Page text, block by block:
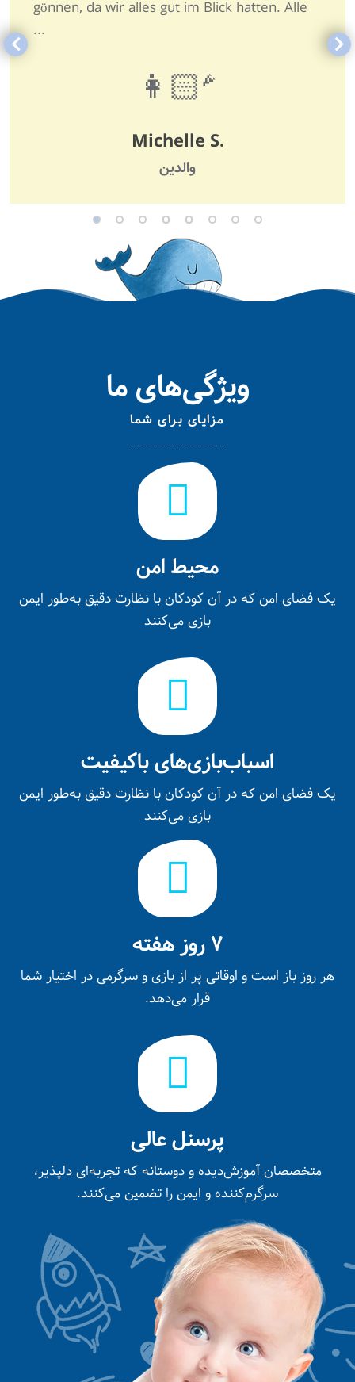
gönnen, da wir alles gut im Blick hatten. Alle
...
👩🏻‍🦰
Michelle S.
والدین
ویژگی‌های ما
مزایای برای شما
محیط امن
یک فضای امن که در آن کودکان با نظارت دقیق به‌طور ایمن
بازی می‌کنند
اسباب‌بازی‌های باکیفیت
یک فضای امن که در آن کودکان با نظارت دقیق به‌طور ایمن
بازی می‌کنند
۷ روز هفته
هر روز باز است و اوقاتی پر از بازی و سرگرمی در اختیار شما
قرار می‌دهد.
پرسنل عالی
متخصصان آموزش‌دیده و دوستانه که تجربه‌ای دلپذیر،
سرگرم‌کننده و ایمن را تضمین می‌کنند.